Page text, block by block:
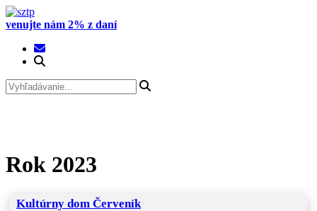
Prejsť
na
venujte nám 2% z daní
Rok 2023
Kultúrny dom Červeník